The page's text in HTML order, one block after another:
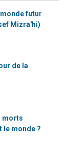
futur
Mizra'hi)
de la
morts
le monde ?